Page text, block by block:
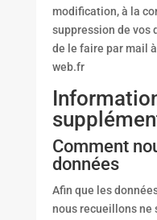
modification, à la
suppression de vos
de le faire par mail
web.fr
Comment
données
Afin que les
nous recueillons ne